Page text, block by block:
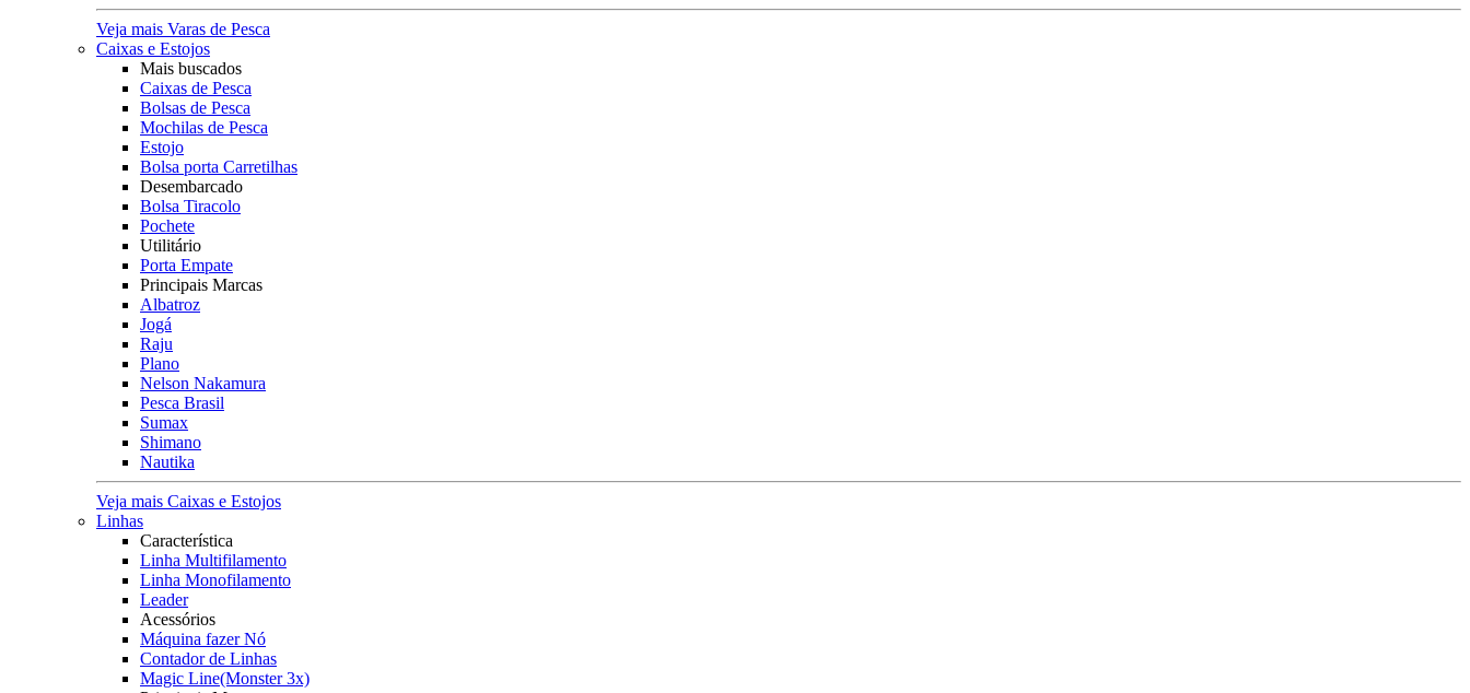
Veja mais Varas de Pesca
Caixas e Estojos
Mais buscados
Caixas de Pesca
Bolsas de Pesca
Mochilas de Pesca
Estojo
Bolsa porta Carretilhas
Desembarcado
Bolsa Tiracolo
Pochete
Utilitário
Porta Empate
Principais Marcas
Albatroz
Jogá
Raju
Plano
Nelson Nakamura
Pesca Brasil
Sumax
Shimano
Nautika
Veja mais Caixas e Estojos
Linhas
Característica
Linha Multifilamento
Linha Monofilamento
Leader
Acessórios
Máquina fazer Nó
Contador de Linhas
Magic Line(Monster 3x)